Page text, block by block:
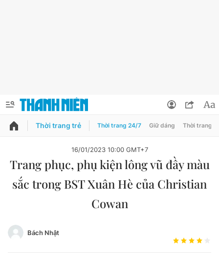
PODCAST QUẢNG CÁO
Chuyên mục
Chào ngày mới
Thông tin tài khoản
Đổi mật khẩu
Thời trang trẻ Thời trang 24/7 Giữ dáng Thời trang
16/01/2023 10:00 GMT+7
Trang phục, phụ kiện lông vũ đầy màu
sắc trong BST Xuân Hè của Christian
Cowan
Bách Nhật